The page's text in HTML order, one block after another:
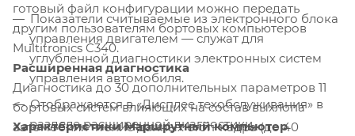
готовый файл конфигурации можно передать
другим пользователям бортовых компьютеров
Multitronics C340.
Расширенная диагностика
Диагностика до 30 дополнительных параметров 11
бортовых систем влияющих на состав выхлопа
автомобиля чтение данных стоп-кадра (до 40
Показатели считываемые из электронного блока
управления двигателем — служат для
углубленной диагностики электронных систем
управления автомобиля.
Отображаются в «Дисплее техобслуживания» в
разделе расширенной диагностики.
Характеристики Маршрутный компьютер